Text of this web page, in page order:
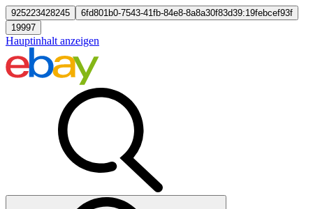
925223428245
6fd801b0-7543-41fb-84e8-8a8a30f83d39:19febcef93f
19997
Hauptinhalt anzeigen